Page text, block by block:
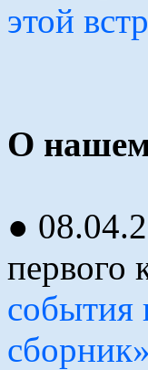
этой
О
●
первого
события